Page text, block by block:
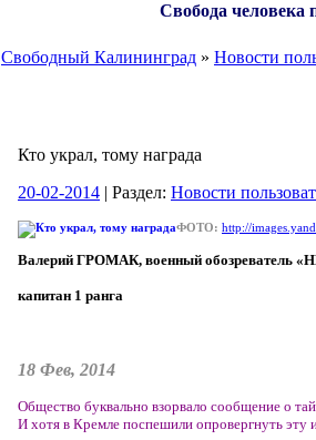
Свобода человека
Свободный Калининград » Новости
Кто украл, тому награда
20-02-2014 | Раздел: Новости
ФОТО: http://
Валерий ГРОМАК, военный обозреватель
капитан 1 ранга
18 Фев, 2014
Общество буквально взорвало сообщение о
И хотя в Кремле поспешили опровергнуть эту